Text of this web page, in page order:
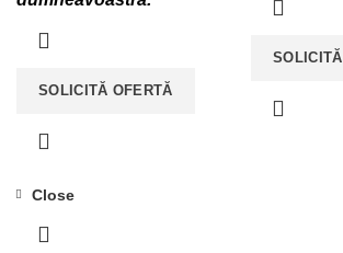
SOLICITĂ OFERTĂ
Close